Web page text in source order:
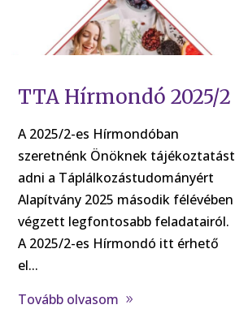
TTA Hírmondó 2025/2
A 2025/2-es Hírmondóban
szeretnénk Önöknek tájékoztatást
adni a Táplálkozástudományért
Alapítvány 2025 második félévében
végzett legfontosabb feladatairól.
A 2025/2-es Hírmondó itt érhető
el...
Tovább olvasom